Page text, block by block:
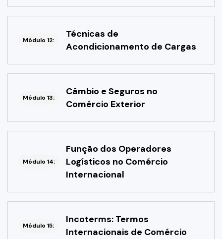
Módulo 12:
Técnicas de
Acondicionamento de Cargas
Módulo 13:
Câmbio e Seguros no
Comércio Exterior
Módulo 14:
Função dos Operadores
Logísticos no Comércio
Internacional
Módulo 15:
Incoterms: Termos
Internacionais de Comércio